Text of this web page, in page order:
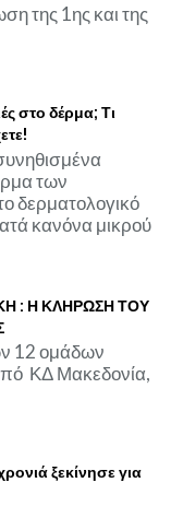
της 1ης και της
στο δέρμα; Τι
των
δερματολογικό
κανόνα μικρού
: Η ΚΛΗΡΩΣΗ ΤΟΥ
12 ομάδων
ΚΔ Μακεδονία,
ξεκίνησε για